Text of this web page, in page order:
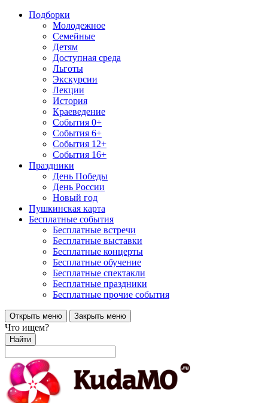
Подборки
Молодежное
Семейные
Детям
Доступная среда
Льготы
Экскурсии
Лекции
История
Краеведение
События 0+
События 6+
События 12+
События 16+
Праздники
День Победы
День России
Новый год
Пушкинская карта
Бесплатные события
Бесплатные встречи
Бесплатные выставки
Бесплатные концерты
Бесплатные обучение
Бесплатные спектакли
Бесплатные праздники
Бесплатные прочие события
Открыть меню Закрыть меню
Что ищем?
Найти